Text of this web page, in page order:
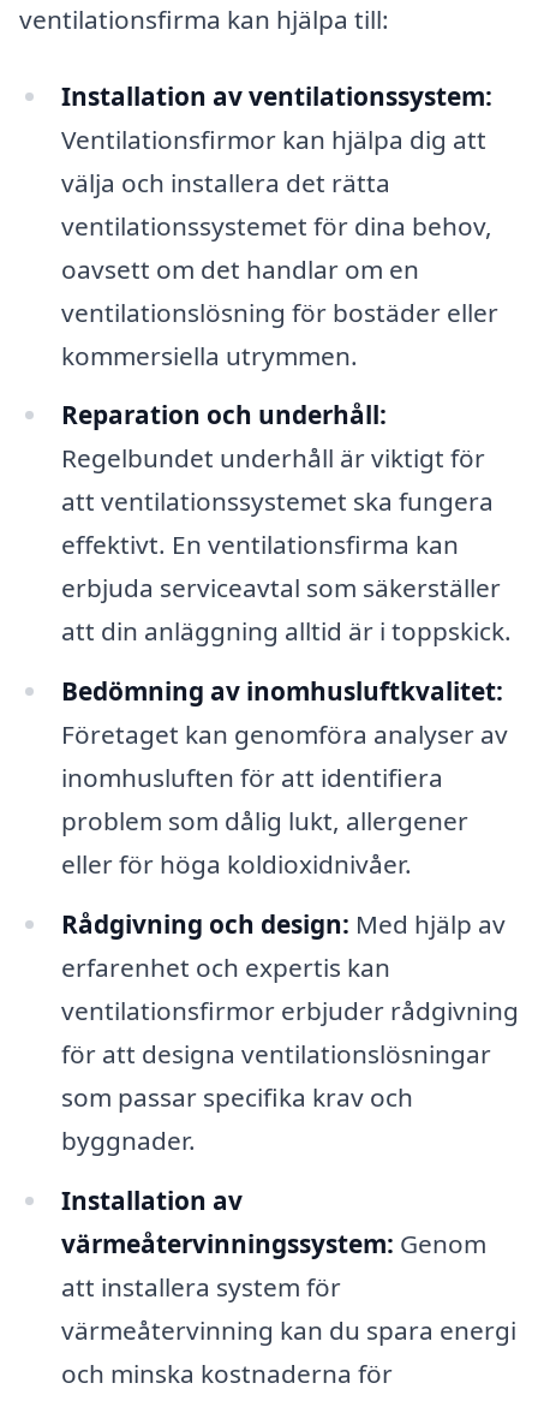
ventilationsfirma kan hjälpa till:
Installation av ventilationssystem:
Ventilationsfirmor kan hjälpa dig att
välja och installera det rätta
ventilationssystemet för dina behov,
oavsett om det handlar om en
ventilationslösning för bostäder eller
kommersiella utrymmen.
Reparation och underhåll:
Regelbundet underhåll är viktigt för
att ventilationssystemet ska fungera
effektivt. En ventilationsfirma kan
erbjuda serviceavtal som säkerställer
att din anläggning alltid är i toppskick.
Bedömning av inomhusluftkvalitet:
Företaget kan genomföra analyser av
inomhusluften för att identifiera
problem som dålig lukt, allergener
eller för höga koldioxidnivåer.
Rådgivning och design: Med hjälp av
erfarenhet och expertis kan
ventilationsfirmor erbjuder rådgivning
för att designa ventilationslösningar
som passar specifika krav och
byggnader.
Installation av
värmeåtervinningssystem: Genom
att installera system för
värmeåtervinning kan du spara energi
och minska kostnaderna för